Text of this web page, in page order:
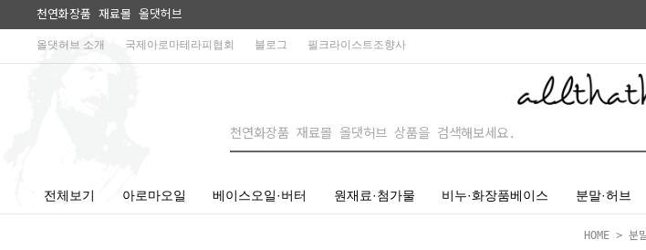
천연화장품 재료몰 올댓허브
올댓허브 소개 국제아로마테라피협회 블로그 필크라이스트조향사
전체보기 아로마오일 베이스오일·버터 원재료·첨가물 비누·화장품베이스 분말·허브
HOME > 분